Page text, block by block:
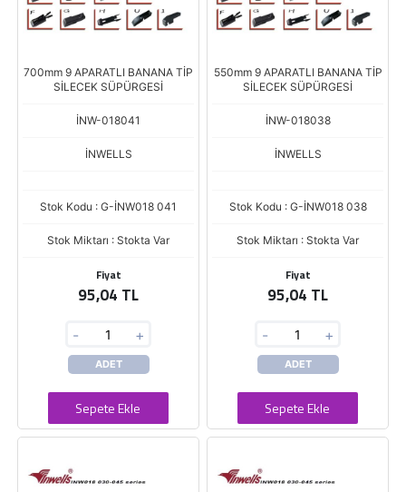
700mm 9 APARATLI BANANA TİP
SİLECEK SÜPÜRGESİ
İNW-018041
İNWELLS
Stok Kodu : G-İNW018 041
Stok Miktarı : Stokta Var
Fiyat
95,04 TL
- +
ADET
Sepete Ekle
550mm 9 APARATLI BANANA TİP
SİLECEK SÜPÜRGESİ
İNW-018038
İNWELLS
Stok Kodu : G-İNW018 038
Stok Miktarı : Stokta Var
Fiyat
95,04 TL
- +
ADET
Sepete Ekle